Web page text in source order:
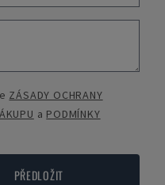
ZÁSADY OCHRANY
a PODMÍNKY
PŘEDLOŽIT